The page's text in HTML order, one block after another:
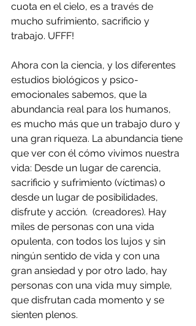
cuota en el cielo, es a través de
mucho sufrimiento, sacrificio y
trabajo. UFFF!
Ahora con la ciencia, y los diferentes
estudios biológicos y psico-
emocionales sabemos, que la
abundancia real para los humanos,
es mucho más que un trabajo duro y
una gran riqueza. La abundancia tiene
que ver con él cómo vivimos nuestra
vida: Desde un lugar de carencia,
sacrificio y sufrimiento (víctimas) o
desde un lugar de posibilidades,
disfrute y acción.  (creadores). Hay
miles de personas con una vida
opulenta, con todos los lujos y sin
ningún sentido de vida y con una
gran ansiedad y por otro lado, hay
personas con una vida muy simple,
que disfrutan cada momento y se
sienten plenos.